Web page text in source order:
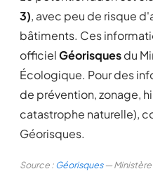
3), avec peu de risque
bâtiments. Ces
officielGéorisquesdu
Écologique. Pour des
de prévention, zonage,
catastrophe naturelle),
Géorisques.
Source :Géorisques— Ministère